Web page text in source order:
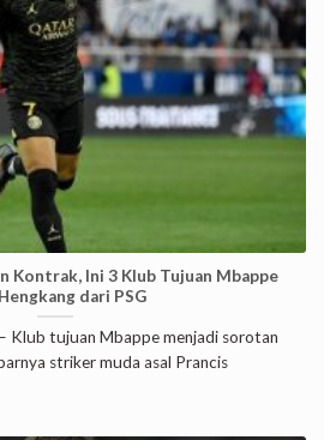
Kontrak, Ini 3 Klub Tujuan Mbappe
dari PSG
Klub tujuan Mbappe menjadi sorotan
striker muda asal Prancis